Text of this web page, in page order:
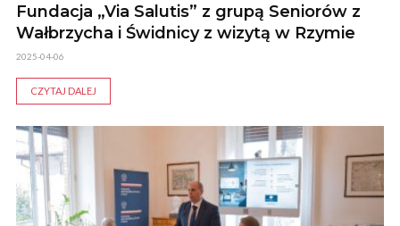
Fundacja „Via Salutis” z grupą Seniorów z
Wałbrzycha i Świdnicy z wizytą w Rzymie
2025-04-06
CZYTAJ DALEJ